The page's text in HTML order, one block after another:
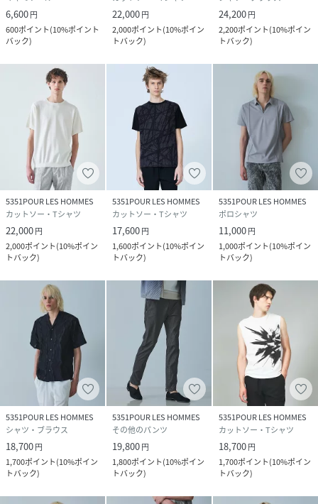
6,600円
600ポイント(10%ポイント
バック)
22,000円
2,000ポイント(10%ポイン
トバック)
24,200円
2,200ポイント(10%ポイン
トバック)
5351POUR LES HOMMES
カットソー・Tシャツ
22,000円
2,000ポイント(10%ポイン
トバック)
5351POUR LES HOMMES
カットソー・Tシャツ
17,600円
1,600ポイント(10%ポイン
トバック)
5351POUR LES HOMMES
ポロシャツ
11,000円
1,000ポイント(10%ポイン
トバック)
5351POUR LES HOMMES
シャツ・ブラウス
18,700円
1,700ポイント(10%ポイン
トバック)
5351POUR LES HOMMES
その他のパンツ
19,800円
1,800ポイント(10%ポイン
トバック)
5351POUR LES HOMMES
カットソー・Tシャツ
18,700円
1,700ポイント(10%ポイン
トバック)